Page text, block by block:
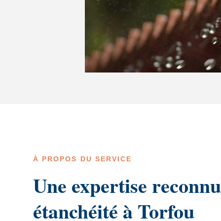
À PROPOS DU SERVICE
Une expertise
étanchéité à Torfou